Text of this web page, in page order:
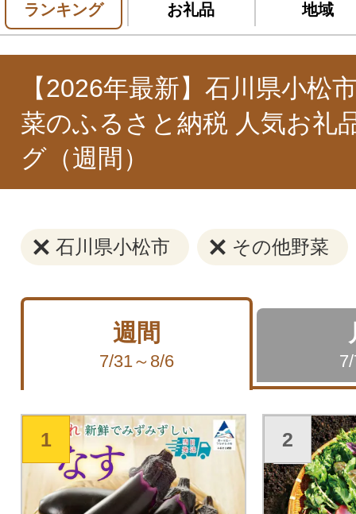
ランキング お礼品 地域
【2026年最新】石川県小松
菜のふるさと納税 人気お礼
グ（週間）
石川県小松市 その他野菜
週間
7/31～8/6
1 2